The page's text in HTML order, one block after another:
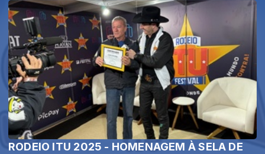
RODEIO ITU 2025 - HOMENAGEM À SELA DE